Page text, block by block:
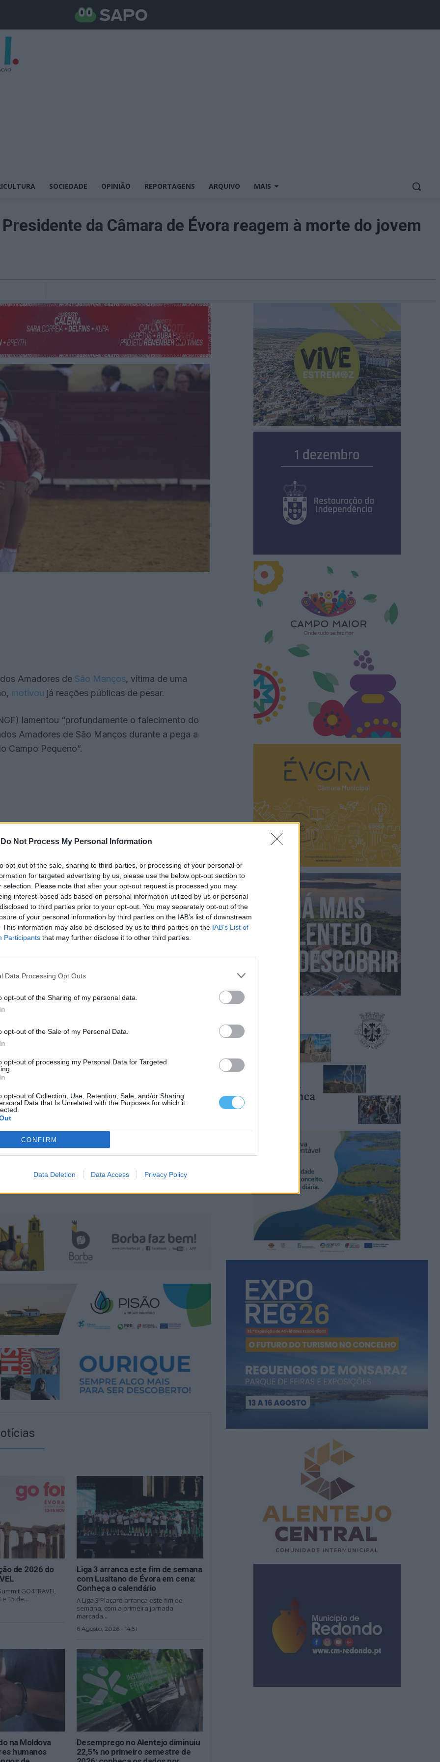
Do Not Process My Personal Information
opt-out of the sale, sharing to third parties, or processing of your personal or
for targeted advertising by us, please use the below opt-out section to
selection. Please note that after your opt-out request is processed you may
interest-based ads based on personal information utilized by us or personal
to third parties prior to your opt-out. You may separately opt-out of the
of your personal information by third parties on the IAB’s list of downstream
This information may also be disclosed by us to third parties on the IAB’s List of
Participants that may further disclose it to other third parties.
Data Processing Opt Outs
opt-out of the Sharing of my personal data.
opt-out of the Sale of my Personal Data.
opt-out of processing my Personal Data for Targeted
opt-out of Collection, Use, Retention, Sale, and/or Sharing
Data that Is Unrelated with the Purposes for which it
CONFIRM
Data Deletion Data Access Privacy Policy
SOCIEDADE OPINIÃO REPORTAGENS ARQUIVO MAIS
da Câmara de Évora reagem à morte do jovem
Amadores de São Manços, vítima de uma
motivou já reações públicas de pesar.
lamentou “profundamente o falecimento do
Amadores de São Manços durante a pega a
Campo Pequeno”.
condolências à família do Manuel, a todos
São Manços”, acrescentando: “Que a memória
vivos no coração de todos os que o
Carlos Pinto de Sá, reagiu ao falecimento,
partida deste jovem que tive oportunidade de
“à família enlutada e ao Grupo de
neste momento doloroso que nos
de 2026 do
GO4TRAVEL
15 de...
Liga 3 arranca este fim de semana
com Lusitano de Évora em cena:
Conheça o calendário
A Liga 3 Placard arranca este fim de
semana, com a primeira jornada
marcada...
6 Agosto, 2026 - 14:51
na Moldova
humanos
Desemprego no Alentejo diminuiu
22,5% no primeiro semestre de